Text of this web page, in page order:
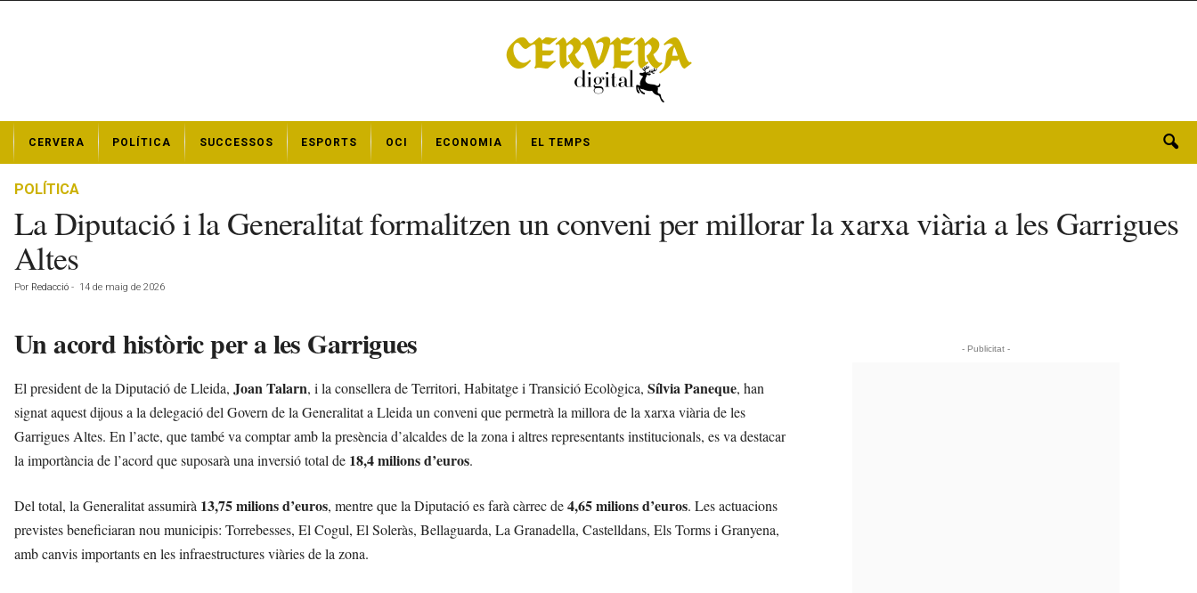
t
CERVERA POLÍTICA SUCCESSOS ESPORTS OCI ECONOMIA EL TEMPS
POLÍTICA
La Diputació i la Generalitat formalitzen un conveni per millorar la xarxa viària a les Garrigues
Altes
Por Redacció - 14 de maig de 2026
Un acord històric per a les Garrigues
El president de la Diputació de Lleida, Joan Talarn, i la consellera de Territori, Habitatge i Transició Ecològica, Sílvia Paneque, han
signat aquest dijous a la delegació del Govern de la Generalitat a Lleida un conveni que permetrà la millora de la xarxa viària de les
Garrigues Altes. En l’acte, que també va comptar amb la presència d’alcaldes de la zona i altres representants institucionals, es va destacar
la importància de l’acord que suposarà una inversió total de 18,4 milions d’euros.
Del total, la Generalitat assumirà 13,75 milions d’euros, mentre que la Diputació es farà càrrec de4,65 milions d’euros. Les actuacions
previstes beneficiaran nou municipis: Torrebesses, El Cogul, El Soleràs, Bellaguarda, La Granadella, Castelldans, Els Torms i Granyena,
amb canvis importants en les infraestructures viàries de la zona.
- Publicitat -